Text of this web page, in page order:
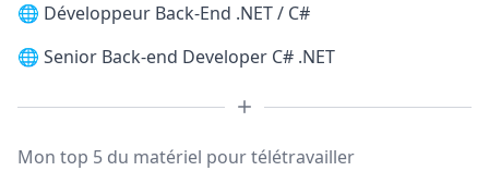
🌐 Développeur Back-End .NET / C#
🌐 Senior Back-end Developer C# .NET
Mon top 5 du matériel pour télétravailler